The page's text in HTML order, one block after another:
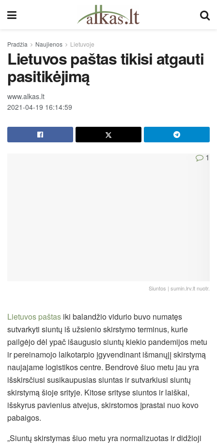
Pradžia Naujienos Lietuvoje
Lietuvos paštas tikisi atgauti
pasitikėjimą
www.alkas.lt
2021-04-19 16:14:59
1
Siuntos | sumin.lrv.lt nuotr.
Lietuvos paštas iki balandžio vidurio buvo numatęs
sutvarkyti siuntų iš užsienio skirstymo terminus, kurie
pailgėjo dėl ypač išaugusio siuntų kiekio pandemijos metu
ir pereinamojo laikotarpio įgyvendinant išmanųjį skirstymą
naujajame logistikos centre. Bendrovė šiuo metu jau yra
išskirsčiusi susikaupusias siuntas ir sutvarkiusi siuntų
skirstymą šioje srityje. Kitose srityse siuntos ir laiškai,
išskyrus pavienius atvejus, skirstomos įprastai nuo kovo
pabaigos.
„Siuntų skirstymas šiuo metu yra normalizuotas ir didžioji